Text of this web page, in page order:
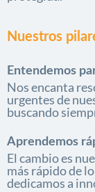
Nuestros
Entendemos
Nos encanta
urgentes de
buscando
Aprendemos
El cambio es
más rápido de
dedicamos a